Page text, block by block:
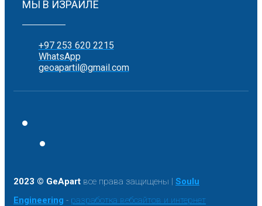
МЫ В ИЗРАИЛЕ
+97 253 620 2215
WhatsApp
geoapartil@gmail.com
2023 © GeApart все права защищены | Soulu
Engineering - разработка вебсайтов и интернет